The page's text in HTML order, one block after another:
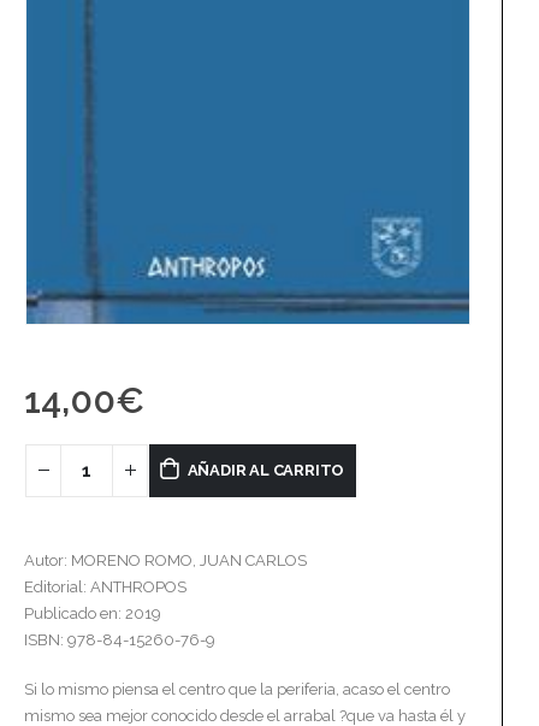
14,00€
AÑADIR AL CARRITO
Autor: MORENO ROMO, JUAN CARLOS
Editorial: ANTHROPOS
Publicado en: 2019
ISBN: 978-84-15260-76-9
Si lo mismo piensa el centro que la periferia, acaso el centro
mismo sea mejor conocido desde el arrabal ?que va hasta él y